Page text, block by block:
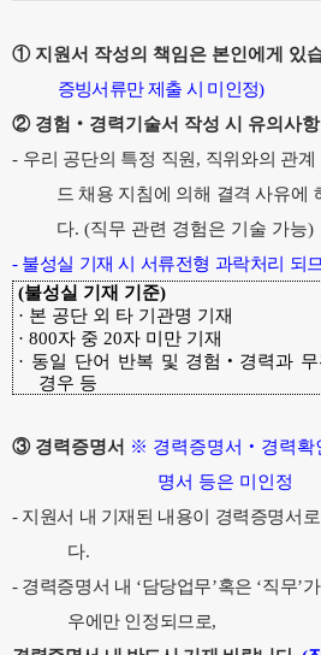
① 지원서 작성의 책임은 본인에게 있
증빙서류만 제출 시 미인정)
② 경험 ‧ 경력기술서 작성 시 유의사항
- 우리 공단의 특정 직원, 직위와의 관
드 채용 지침에 의해 결격 사유에
다. (직무 관련 경험은 기술 가능)
- 불성실 기재 시 서류전형 과락처리 되
(불성실 기재 기준)
· 본 공단 외 타 기관명 기재
· 800자 중 20자 미만 기재
· 동일 단어 반복 및 경험 ‧ 경력과
경우 등
③ 경력증명서 ※ 경력증명서 ‧ 경력확
명서 등은 미인정
- 지원서 내 기재된 내용이 경력증명서
다.
- 경력증명서 내 ‘담당업무’혹은 ‘직무’
우에만 인정되므로,